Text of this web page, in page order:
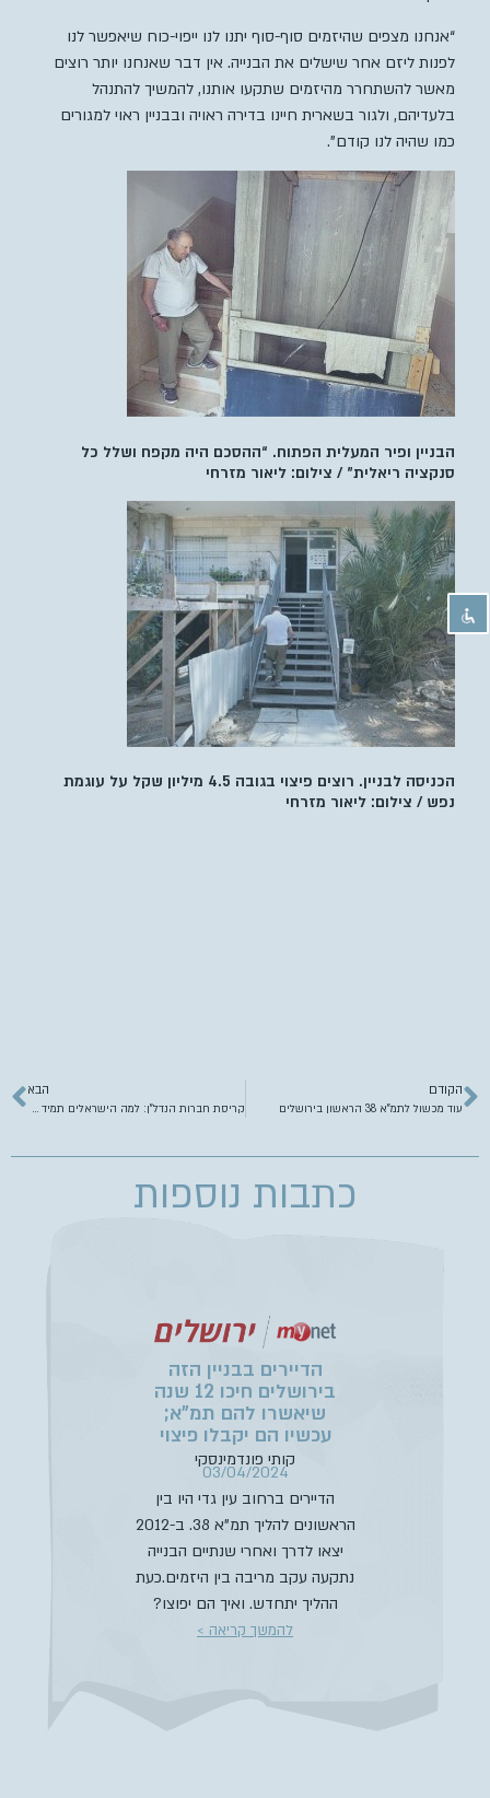
“אנחנו מצפים שהיזמים סוף-סוף יתנו לנו ייפוי-כוח שיאפשר לנו
לפנות ליזם אחר שישלים את הבנייה. אין דבר שאנחנו יותר רוצים
מאשר להשתחרר מהיזמים שתקעו אותנו, להמשיך להתנהל
בלעדיהם, ולגור בשארית חיינו בדירה ראויה ובבניין ראוי למגורים
כמו שהיה לנו קודם”.
הבניין ופיר המעלית הפתוח. “ההסכם היה מקפח ושלל כל
סנקציה ריאלית” / צילום: ליאור מזרחי
הכניסה לבניין. רוצים פיצוי בגובה 4.5 מיליון שקל על עוגמת
נפש / צילום: ליאור מזרחי
הקודם
עוד מכשול לתמ”א 38 הראשון בירושלים
הבא
קריסת חברות הנדל”ן: למה הישראלים תמיד רוצים יותר?
כתבות נוספות
הדיירים בבניין הזה
בירושלים חיכו 12 שנה
שיאשרו להם תמ”א;
עכשיו הם יקבלו פיצוי
קותי פונדמינסקי
03/04/2024
הדיירים ברחוב עין גדי היו בין
הראשונים להליך תמ”א 38. ב-2012
יצאו לדרך ואחרי שנתיים הבנייה
נתקעה עקב מריבה בין היזמים.כעת
ההליך יתחדש. ואיך הם יפוצו?
להמשך קריאה >